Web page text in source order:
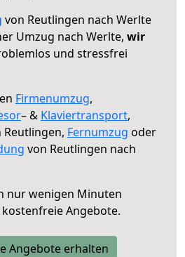
von Reutlingen nach Werlte
Umzug nach Werlte, wir
und stressfrei
Firmenumzug,
– & Klaviertransport,
Reutlingen, Fernumzug oder
von Reutlingen nach
nur wenigen Minuten
Angebote.
Angebote erhalten